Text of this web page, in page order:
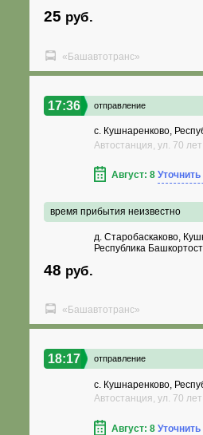
25 руб.
«Башавтотранс»
17:36 отправление
с. Кушнаренково,
Автостанция, ул. 70
Август: 8
время прибытия неизвестно
д. Старобаскаково,
Республика
48 руб.
«Башавтотранс»
18:17 отправление
с. Кушнаренково,
Автостанция, ул. 70
Август: 8